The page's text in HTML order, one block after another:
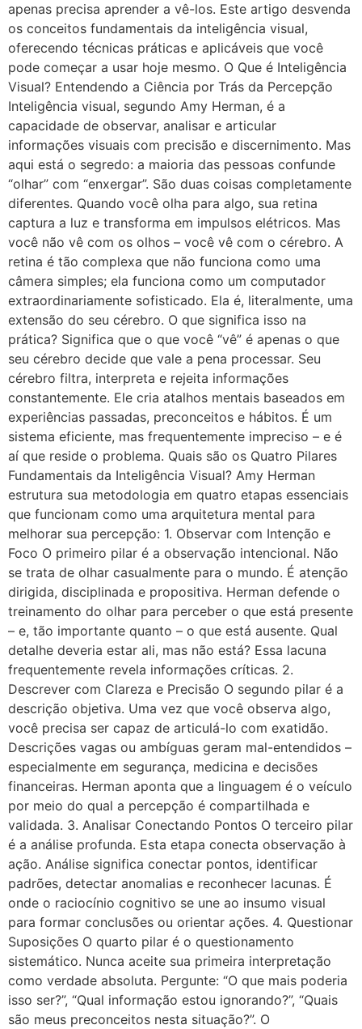
apenas precisa aprender a vê-los. Este artigo desvenda
os conceitos fundamentais da inteligência visual,
oferecendo técnicas práticas e aplicáveis que você
pode começar a usar hoje mesmo. O Que é Inteligência
Visual? Entendendo a Ciência por Trás da Percepção
Inteligência visual, segundo Amy Herman, é a
capacidade de observar, analisar e articular
informações visuais com precisão e discernimento. Mas
aqui está o segredo: a maioria das pessoas confunde
“olhar” com “enxergar”. São duas coisas completamente
diferentes. Quando você olha para algo, sua retina
captura a luz e transforma em impulsos elétricos. Mas
você não vê com os olhos – você vê com o cérebro. A
retina é tão complexa que não funciona como uma
câmera simples; ela funciona como um computador
extraordinariamente sofisticado. Ela é, literalmente, uma
extensão do seu cérebro. O que significa isso na
prática? Significa que o que você “vê” é apenas o que
seu cérebro decide que vale a pena processar. Seu
cérebro filtra, interpreta e rejeita informações
constantemente. Ele cria atalhos mentais baseados em
experiências passadas, preconceitos e hábitos. É um
sistema eficiente, mas frequentemente impreciso – e é
aí que reside o problema. Quais são os Quatro Pilares
Fundamentais da Inteligência Visual? Amy Herman
estrutura sua metodologia em quatro etapas essenciais
que funcionam como uma arquitetura mental para
melhorar sua percepção: 1. Observar com Intenção e
Foco O primeiro pilar é a observação intencional. Não
se trata de olhar casualmente para o mundo. É atenção
dirigida, disciplinada e propositiva. Herman defende o
treinamento do olhar para perceber o que está presente
– e, tão importante quanto – o que está ausente. Qual
detalhe deveria estar ali, mas não está? Essa lacuna
frequentemente revela informações críticas. 2.
Descrever com Clareza e Precisão O segundo pilar é a
descrição objetiva. Uma vez que você observa algo,
você precisa ser capaz de articulá-lo com exatidão.
Descrições vagas ou ambíguas geram mal-entendidos –
especialmente em segurança, medicina e decisões
financeiras. Herman aponta que a linguagem é o veículo
por meio do qual a percepção é compartilhada e
validada. 3. Analisar Conectando Pontos O terceiro pilar
é a análise profunda. Esta etapa conecta observação à
ação. Análise significa conectar pontos, identificar
padrões, detectar anomalias e reconhecer lacunas. É
onde o raciocínio cognitivo se une ao insumo visual
para formar conclusões ou orientar ações. 4. Questionar
Suposições O quarto pilar é o questionamento
sistemático. Nunca aceite sua primeira interpretação
como verdade absoluta. Pergunte: “O que mais poderia
isso ser?”, “Qual informação estou ignorando?”, “Quais
são meus preconceitos nesta situação?”. O